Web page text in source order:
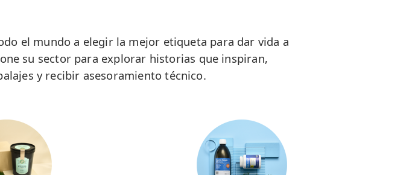
el mundo a elegir la mejor etiqueta para dar vida a
su sector para explorar historias que inspiran,
y recibir asesoramiento técnico.